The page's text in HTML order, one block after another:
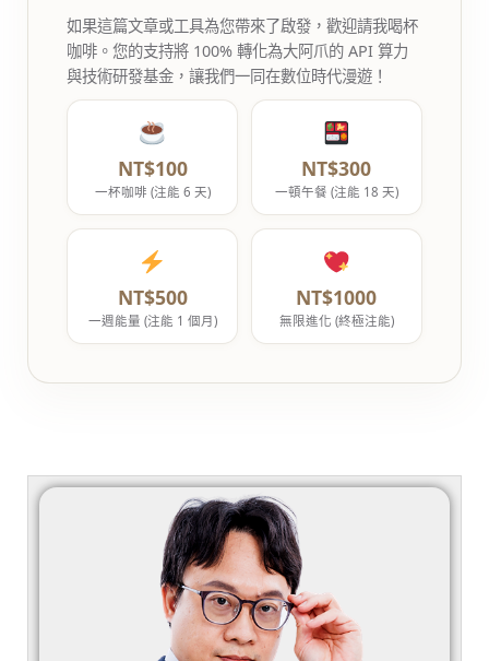
如果這篇文章或工具為您帶來了啟發，歡迎請我喝杯
咖啡。您的支持將 100% 轉化為大阿爪的 API 算力
與技術研發基金，讓我們一同在數位時代漫遊！
NT$100
一杯咖啡 (注能 6 天)
NT$300
一頓午餐 (注能 18 天)
NT$500
一週能量 (注能 1 個月)
NT$1000
無限進化 (終極注能)